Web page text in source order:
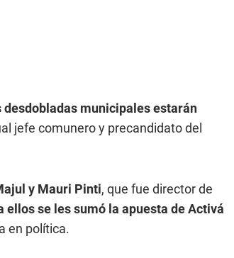
desdobladas municipales estarán
jefe comunero y precandidato del
y Mauri Pinti, que fue director de
ellos se les sumó la apuesta de Activá
en política.